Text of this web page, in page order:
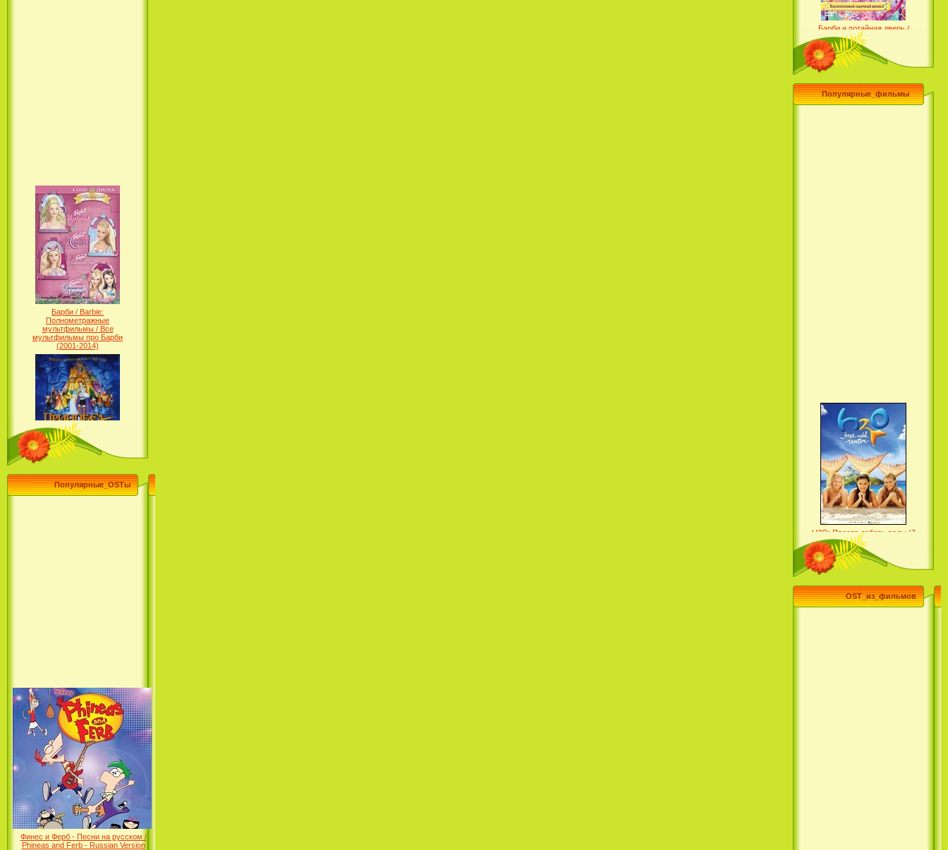
Барби / Barbie:
Полнометражные
мультфильмы / Все
мультфильмы про Барби
(2001-2014)
Принцесса лебедь / The Swan
Princess (1994)
Фархат: Принц Персии /
Farhat: The Prince of the
Desert (сериал) (2004)
Популярные_OSTы
Финес и Ферб - Песни на русском /
Phineas and Ferb - Russian Version
(2009-2011)
Барби и потайная дверь /
Barbie and the Secret Door
(2014)
Семейка Крудс / The Croods
(2013)
Эпик / Epic (2013)
Популярные_фильмы
H2O: Просто добавь воды (3
Сезон) / H2O: Just Add Water
(3 Season) (сериал)
OST_из_фильмов